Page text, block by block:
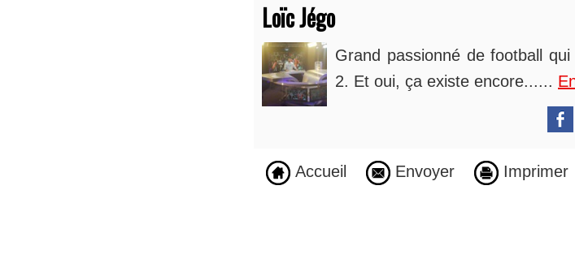
Loïc Jégo
Grand passionné de football
2. Et oui, ça existe encore......
Accueil Envoyer Imprimer